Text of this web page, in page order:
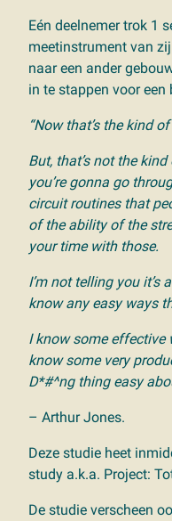
Eén deelnemer trok 1
meetinstrument van
naar een ander
in te stappen voor
“Now that’s the kind
But, that’s not the kind
you’re gonna go
circuit routines that
of the ability of the
your time with those.
I’m not telling you it’s
know any easy ways
I know some effective
know some very
D*#^ng thing easy
– Arthur Jones.
Deze studie heet
study a.k.a. Project:
De studie verscheen